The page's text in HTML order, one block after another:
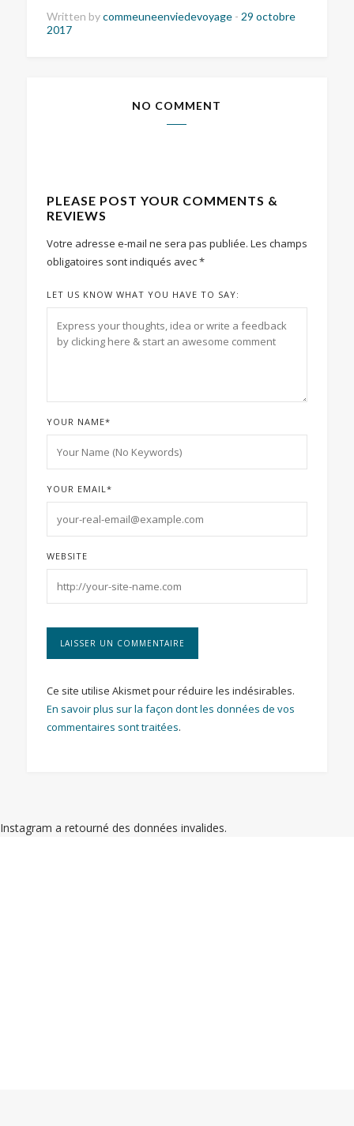
Written bycommeuneenviedevoyage - 29 octobre
2017
NO COMMENT
PLEASE POST YOUR COMMENTS &
REVIEWS
Votre adresse e-mail ne sera pas publiée. Les champs
obligatoires sont indiqués avec*
LET US KNOW WHAT YOU HAVE TO SAY:
YOUR NAME*
YOUR EMAIL *
WEBSITE
Ce site utilise Akismet pour réduire les indésirables.
En savoir plus sur la façon dont les données de vos
commentaires sont traitées.
Instagram a retourné des données invalides.